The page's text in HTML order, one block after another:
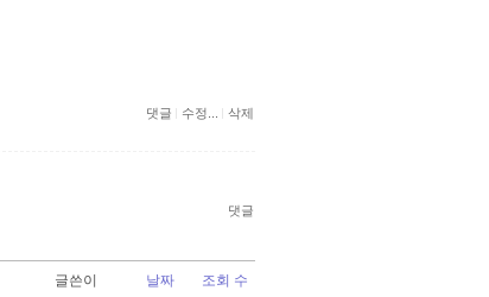
댓글 수정... 삭제
댓글
글쓴이 날짜 조회 수